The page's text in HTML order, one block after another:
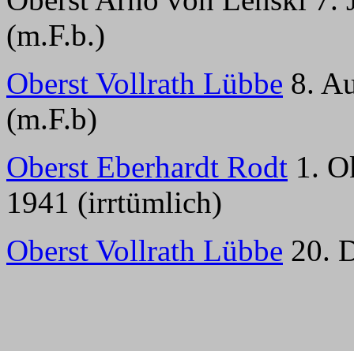
(m.F.b.)
Oberst Vollrath Lübbe 8.
(m.F.b)
Oberst Eberhardt Rodt 1.
1941 (irrtümlich)
Oberst Vollrath Lübbe 20.